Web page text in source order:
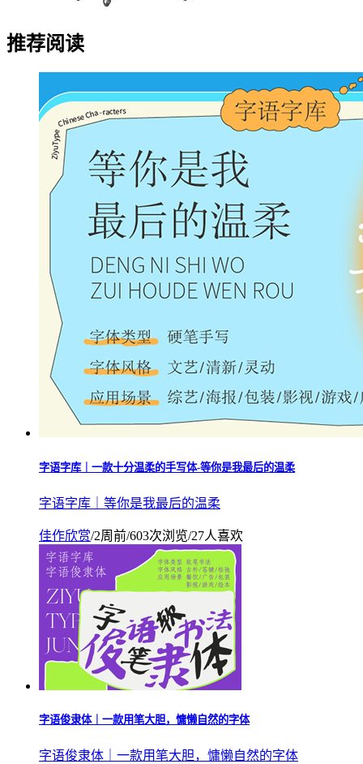
推荐阅读
字语字库｜一款十分温柔的手写体-等你是我最后的温柔
字语字库｜等你是我最后的温柔
佳作欣赏/2周前/603次浏览/27人喜欢
字语俊隶体｜一款用笔大胆，慵懒自然的字体
字语俊隶体｜一款用笔大胆，慵懒自然的字体